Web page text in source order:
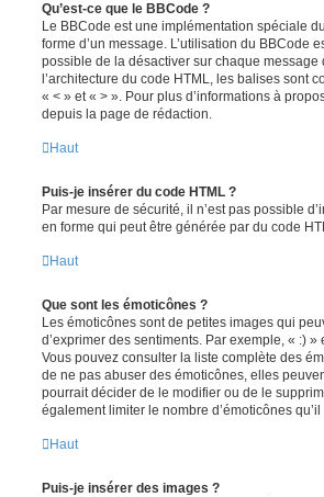
Qu’est-ce que le BBCode ?
Le BBCode est une implémentation spéciale
forme d’un message. L’utilisation du BBCode
possible de la désactiver sur chaque
l’architecture du code HTML, les balises sont
« < » et « > ». Pour plus d’informations à
depuis la page de rédaction.
Haut
Puis-je insérer du code HTML ?
Par mesure de sécurité, il n’est pas possible
en forme qui peut être générée par du code
Haut
Que sont les émoticônes ?
Les émoticônes sont de petites images qui
d’exprimer des sentiments. Par exemple, « :)
Vous pouvez consulter la liste complète des
de ne pas abuser des émoticônes, elles
pourrait décider de le modifier ou de le
également limiter le nombre d’émoticônes
Haut
Puis-je insérer des images ?